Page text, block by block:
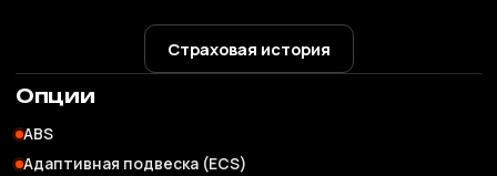
Страховая история
Опции
ABS
Адаптивная подвеска (ECS)